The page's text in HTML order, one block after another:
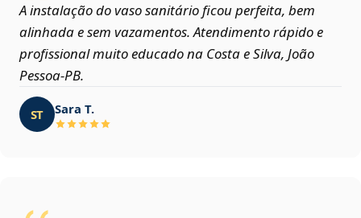
A instalação do vaso sanitário ficou perfeita, bem
alinhada e sem vazamentos. Atendimento rápido e
profissional muito educado na Costa e Silva, João
Pessoa‑PB.
ST Sara T.